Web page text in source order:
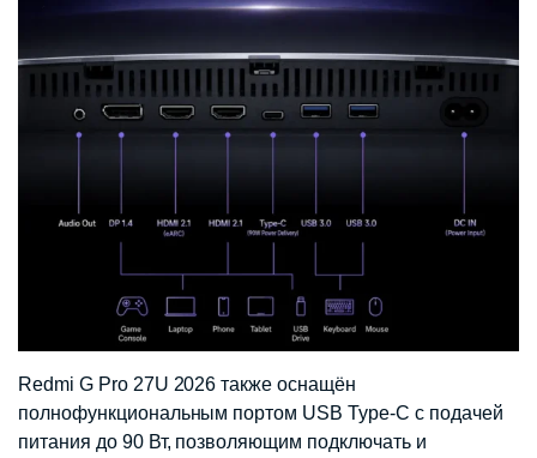
Redmi G Pro 27U 2026 также оснащён
полнофункциональным портом USB Type-C с подачей
питания до 90 Вт, позволяющим подключать и